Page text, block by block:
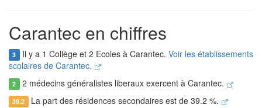
Carantec en chiffres
3 Il y a 1 Collège et 2 Ecoles à Carantec. Voir les établissements
scolaires de Carantec.
2 2 médecins généralistes liberaux exercent à Carantec.
39.2 La part des résidences secondaires est de 39.2 %.